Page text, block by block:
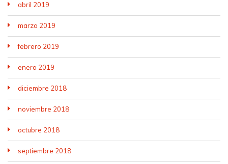
abril 2019
marzo 2019
febrero 2019
enero 2019
diciembre 2018
noviembre 2018
octubre 2018
septiembre 2018